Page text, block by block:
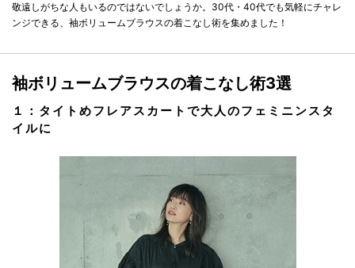
敬遠しがちな人もいるのではないでしょうか。30代・40代でも気軽にチャレ
ンジできる、袖ボリュームブラウスの着こなし術を集めました！
袖ボリュームブラウスの着こなし術3選
１： タイトめフレアスカート で大人のフェミニンスタ
イルに